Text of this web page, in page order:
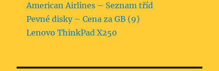
American Airlines – Seznam tříd
Pevné disky – Cena za GB (9)
Lenovo ThinkPad X250